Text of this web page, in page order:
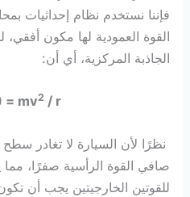
فإننا نستخدم نظام إحداثيات
القوة العمودية لها مكون
الجاذبة المركزية، أي أن:
= mv2 / r
نظرًا لأن السيارة لا تغادر
صافي القوة الرأسية صفرًا، مما
للقوتين الخارجيتين يجب أن